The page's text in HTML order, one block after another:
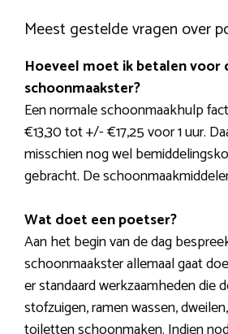
Meest gestelde vragen over
Hoeveel moet ik betalen voor
schoonmaakster?
Een normale schoonmaakhulp
€13,30 tot +/- €17,25 voor 1 uur.
misschien nog wel
gebracht. De
Wat doet een poetser?
Aan het begin van de dag
schoonmaakster allemaal gaat
er standaard werkzaamheden die
stofzuigen, ramen wassen,